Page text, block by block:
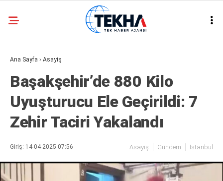
31.8
ASAYIŞ
GÜNDEM
GENEL
POLITIKA
Ana Sayfa › Asayiş
Başakşehir’de 880 Kilo
Uyuşturucu Ele Geçirildi: 7
Zehir Taciri Yakalandı
Giriş: 14-04-2025 07:56 Asayiş Gündem İstanbul